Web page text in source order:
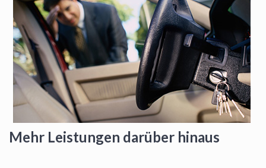
Mehr Leistungen darüber hinaus